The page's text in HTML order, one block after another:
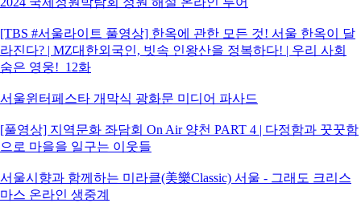
[TBS #서울라이트 풀영상] 한옥에 관한 모든 것! 서울 한옥이 달
라진다? | MZ대한외국인, 빗속 인왕산을 정복하다! | 우리 사회
숨은 영웅!_12화
서울윈터페스타 개막식 광화문 미디어 파사드
[풀영상] 지역문화 좌담회 On Air 양천 PART 4 | 다정함과 꿋꿋함
으로 마을을 일구는 이웃들
서울시향과 함께하는 미라클(美樂Classic) 서울 - 그래도 크리스
마스 온라인 생중계